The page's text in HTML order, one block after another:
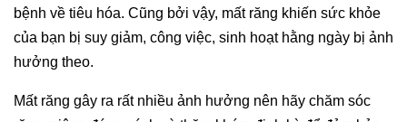
bệnh về tiêu hóa. Cũng bởi vậy, mất răng khiến sức khỏe
của bạn bị suy giảm, công việc, sinh hoạt hằng ngày bị ảnh
hưởng theo.
Mất răng gây ra rất nhiều ảnh hưởng nên hãy chăm sóc